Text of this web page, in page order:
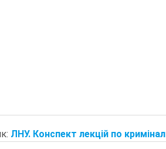
ЛНУ. Конспект лекцій по